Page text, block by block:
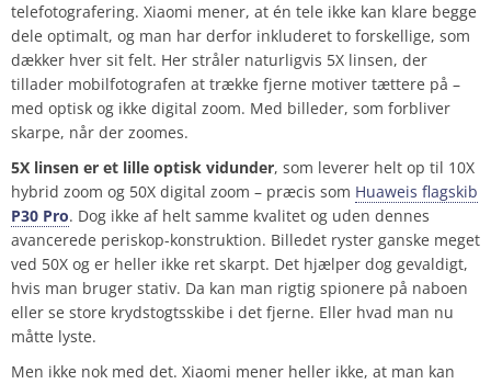
telefotografering. Xiaomi mener, at én tele ikke kan klare begge
dele optimalt, og man har derfor inkluderet to forskellige, som
dækker hver sit felt. Her stråler naturligvis 5X linsen, der
tillader mobilfotografen at trække fjerne motiver tættere på –
med optisk og ikke digital zoom. Med billeder, som forbliver
skarpe, når der zoomes.
5X linsen er et lille optisk vidunder, som leverer helt op til 10X
hybrid zoom og 50X digital zoom – præcis som Huaweis flagskib
P30 Pro. Dog ikke af helt samme kvalitet og uden dennes
avancerede periskop-konstruktion. Billedet ryster ganske meget
ved 50X og er heller ikke ret skarpt. Det hjælper dog gevaldigt,
hvis man bruger stativ. Da kan man rigtig spionere på naboen
eller se store krydstogtsskibe i det fjerne. Eller hvad man nu
måtte lyste.
Men ikke nok med det. Xiaomi mener heller ikke, at man kan